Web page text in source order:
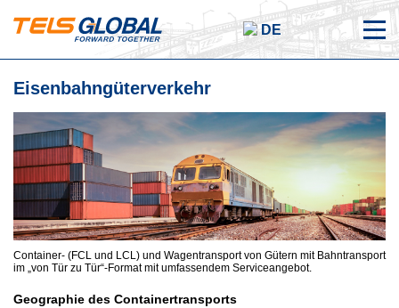
DE
Eisenbahngüterverkehr
Container- (FCL und LCL) und Wagentransport von Gütern mit Bahntransport
im „von Tür zu Tür“-Format mit umfassendem Serviceangebot.
Geographie des Containertransports